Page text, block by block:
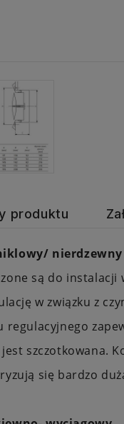
produktu
nierdzewny
są do
w związku z
regulacyjnego
szczotkowana.
się bardzo